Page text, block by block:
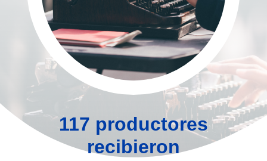
117 productores
recibieron